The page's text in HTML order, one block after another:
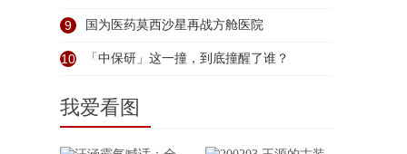
9 国为医药莫西沙星再战方舱医院
10 「中保研」这一撞，到底撞醒了谁？
我爱看图